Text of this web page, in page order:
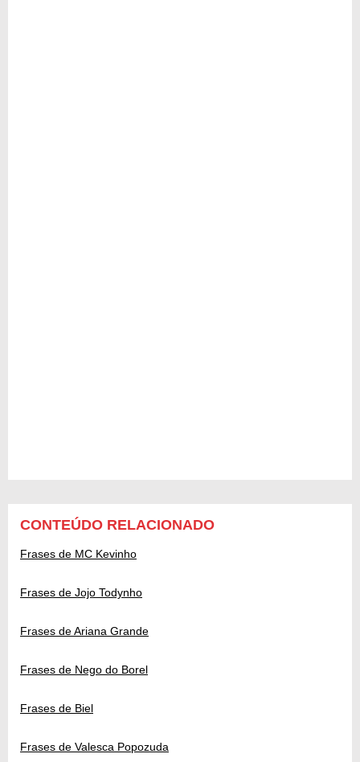
CONTEÚDO RELACIONADO
Frases de MC Kevinho
Frases de Jojo Todynho
Frases de Ariana Grande
Frases de Nego do Borel
Frases de Biel
Frases de Valesca Popozuda